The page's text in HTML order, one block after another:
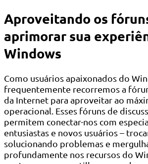
Aproveitando os
aprimorar sua
Windows
Como usuários apaixonados do
frequentemente recorremos a
da Internet para aproveitar ao
operacional. Esses fóruns de
permitem conectar-nos com
entusiastas e novos usuários –
solucionando problemas e
profundamente nos recursos do